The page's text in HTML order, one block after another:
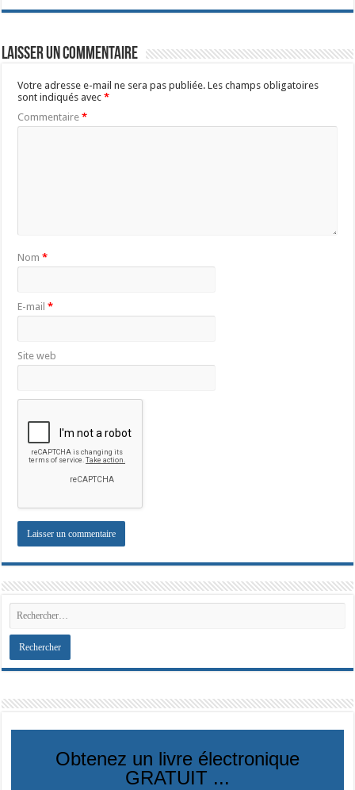
Laisser un commentaire
Votre adresse e-mail ne sera pas publiée. Les champs obligatoires
sont indiqués avec*
Commentaire*
Nom*
E-mail*
Site web
Obtenez un livre électronique
GRATUIT ...